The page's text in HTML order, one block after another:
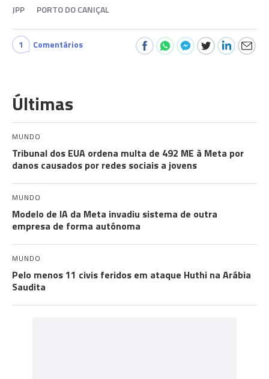
JPP PORTO DO CANIÇAL
1 Comentários
Últimas
MUNDO
Tribunal dos EUA ordena multa de 492 ME à Meta por
danos causados por redes sociais a jovens
MUNDO
Modelo de IA da Meta invadiu sistema de outra
empresa de forma autónoma
MUNDO
Pelo menos 11 civis feridos em ataque Huthi na Arábia
Saudita